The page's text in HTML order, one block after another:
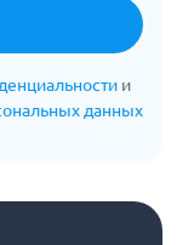
и
данных